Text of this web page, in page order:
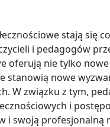
stają się
i pedagogów
oferują nie tylko
stanowią nowe
W związku z tym,
i
i swoją profesjonalną